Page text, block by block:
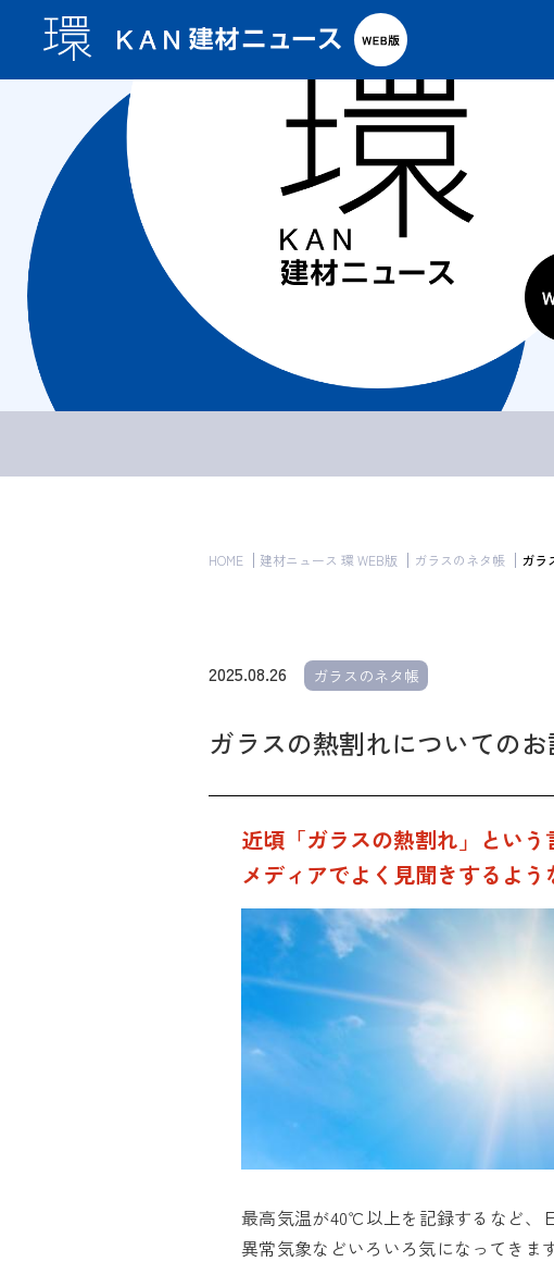
HOME 建材ニュース 環 WEB版 ガラスのネタ帳 ガラ
2025.08.26 ガラスのネタ帳
ガラスの熱割れについてのお
近頃「ガラスの熱割れ」という
メディアでよく見聞きするよ
最高気温が40℃以上を記録するなど、
異常気象などいろいろ気になってきま